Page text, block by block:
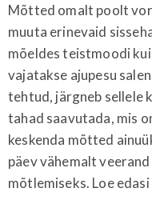
Mõtted omalt poolt
muuta erinevaid
mõeldes teistmoodi
vajatakse ajupesu
tehtud, järgneb sellele
tahad saavutada, mis
keskenda mõtted
päev vähemalt
mõtlemiseks. Loe